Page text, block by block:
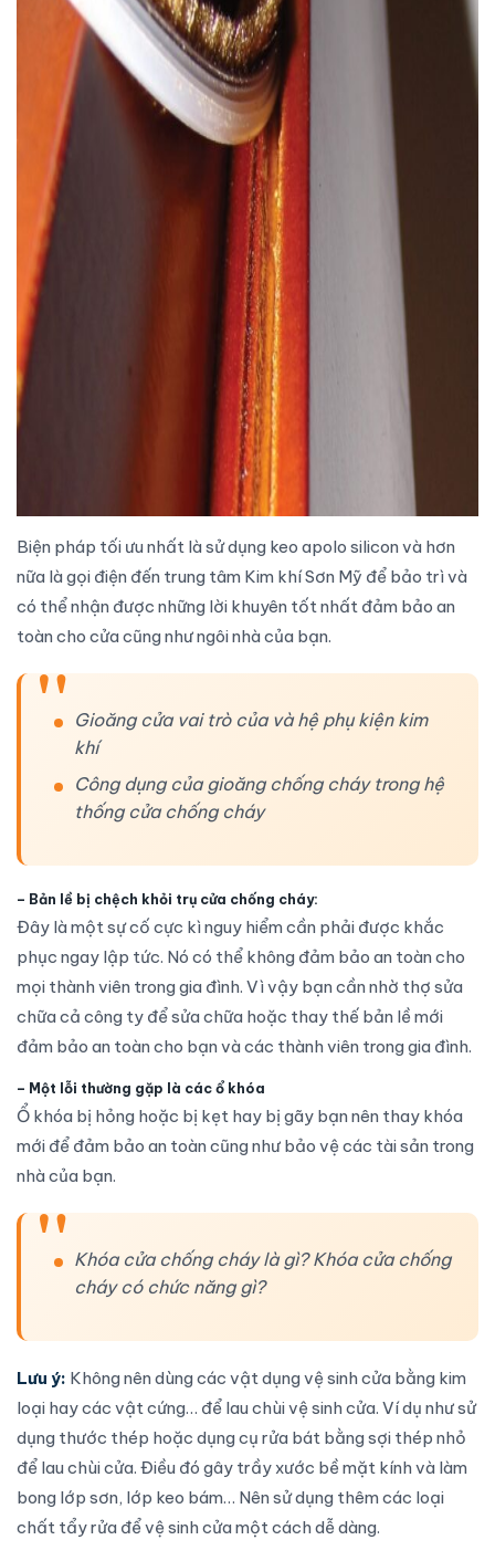
Biện pháp tối ưu nhất là sử dụng keo apolo silicon và hơn
nữa là gọi điện đến trung tâm Kim khí Sơn Mỹ để bảo trì và
có thể nhận được những lời khuyên tốt nhất đảm bảo an
toàn cho cửa cũng như ngôi nhà của bạn.
Gioăng cửa vai trò của và hệ phụ kiện kim
khí
Công dụng của gioăng chống cháy trong hệ
thống cửa chống cháy
– Bản lề bị chệch khỏi trụ cửa chống cháy:
Đây là một sự cố cực kì nguy hiểm cần phải được khắc
phục ngay lập tức. Nó có thể không đảm bảo an toàn cho
mọi thành viên trong gia đình. Vì vậy bạn cần nhờ thợ sửa
chữa cả công ty để sửa chữa hoặc thay thế bản lề mới
đảm bảo an toàn cho bạn và các thành viên trong gia đình.
– Một lỗi thường gặp là các ổ khóa
Ổ khóa bị hỏng hoặc bị kẹt hay bị gãy bạn nên thay khóa
mới để đảm bảo an toàn cũng như bảo vệ các tài sản trong
nhà của bạn.
Khóa cửa chống cháy là gì? Khóa cửa chống
cháy có chức năng gì?
Lưu ý: Không nên dùng các vật dụng vệ sinh cửa bằng kim
loại hay các vật cứng… để lau chùi vệ sinh cửa. Ví dụ như sử
dụng thước thép hoặc dụng cụ rửa bát bằng sợi thép nhỏ
để lau chùi cửa. Điều đó gây trầy xước bề mặt kính và làm
bong lớp sơn, lớp keo bám… Nên sử dụng thêm các loại
chất tẩy rửa để vệ sinh cửa một cách dễ dàng.